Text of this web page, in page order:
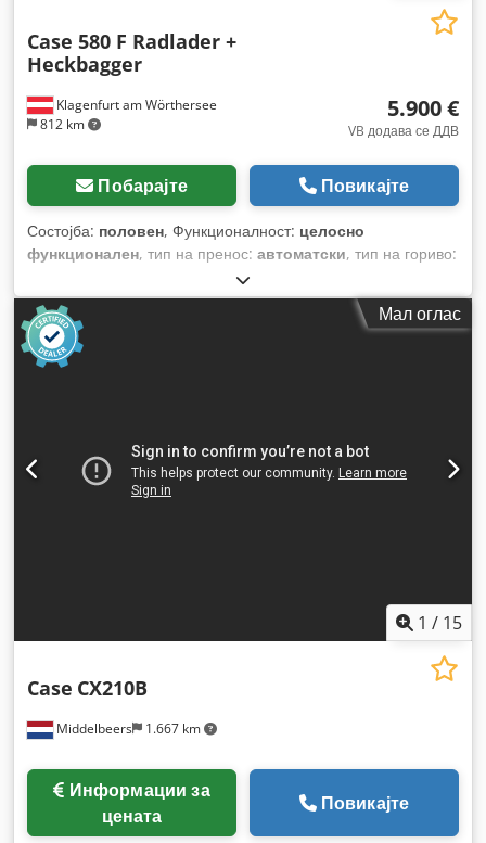
Klagenfurt am Wörthersee
812 km
Case 580 F Radlader +
Heckbagger
5.900 €
VB додава се ДДВ
Побарајте Повикајте
Состојба: половен, Функционалност: целосно
функционален, тип на пренос: автоматски, тип на гориво:
7.500 кг
4x2, прва регистрација:10/1977, Година на изградба:1977,
Опрема:
Мал оглас
1 / 15
Middelbeers 1.667 km
Case CX210B
цената
Повикајте